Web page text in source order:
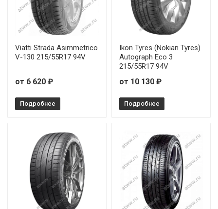
Viatti Strada Asimmetrico
V-130 215/55R17 94V
от 6 620 ₽
Подробнее
Ikon Tyres (Nokian Tyres)
Autograph Eco 3
215/55R17 94V
от 10 130 ₽
Подробнее